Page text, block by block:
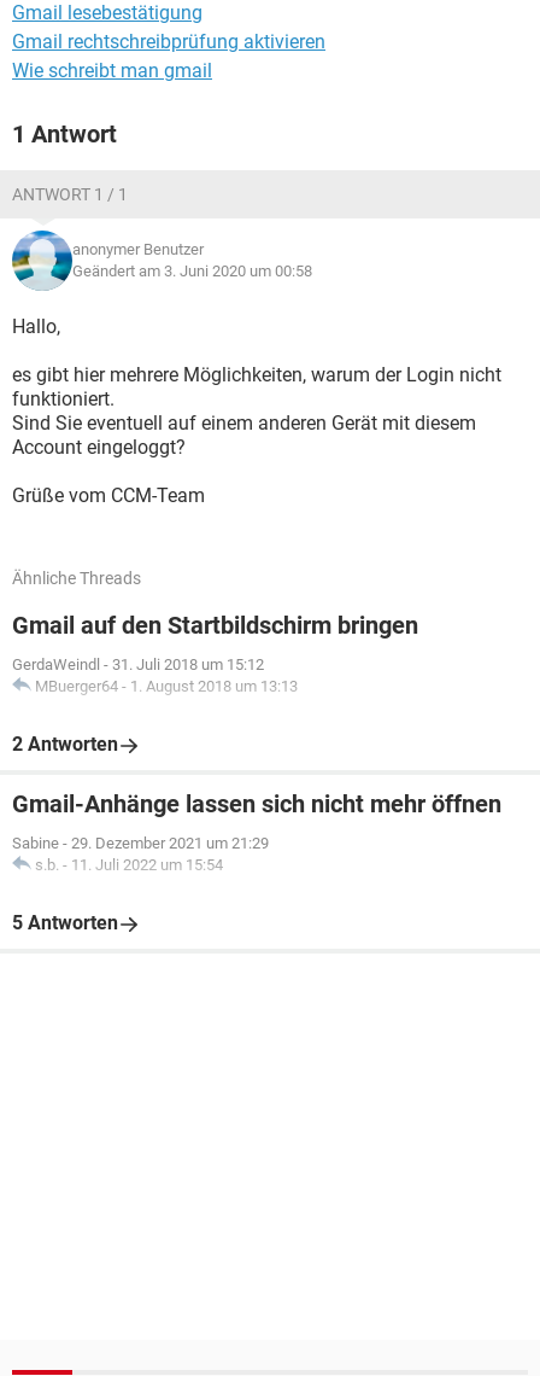
Gmail lesebestätigung
Gmail rechtschreibprüfung aktivieren
Wie schreibt man gmail
1 Antwort
ANTWORT 1 / 1
anonymer Benutzer
Geändert am 3. Juni 2020 um 00:58
Hallo,
es gibt hier mehrere Möglichkeiten, warum der Login nicht
funktioniert.
Sind Sie eventuell auf einem anderen Gerät mit diesem
Account eingeloggt?
Grüße vom CCM-Team
Ähnliche Threads
Gmail auf den Startbildschirm bringen
GerdaWeindl - 31. Juli 2018 um 15:12
MBuerger64 - 1. August 2018 um 13:13
2 Antworten
Gmail-Anhänge lassen sich nicht mehr öffnen
Sabine - 29. Dezember 2021 um 21:29
s.b. - 11. Juli 2022 um 15:54
5 Antworten